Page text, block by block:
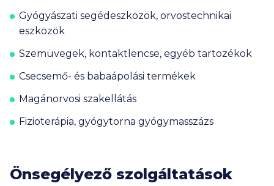
Gyógyászati segédeszközök, orvostechnikai
eszközök
Szemüvegek, kontaktlencse, egyéb tartozékok
Csecsemő- és babaápolási termékek
Magánorvosi szakellátás
Fizioterápia, gyógytorna gyógymasszázs
Önsegélyező szolgáltatások